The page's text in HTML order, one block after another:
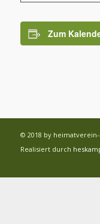
Zum
© 2018 by
Realisiert durch